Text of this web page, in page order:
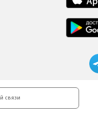
связи